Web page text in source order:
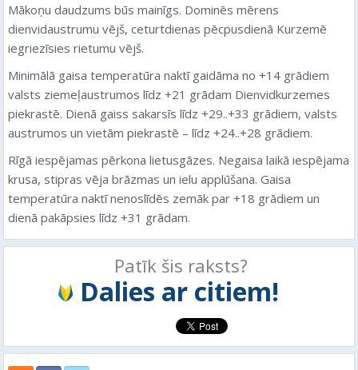
Mākoņu daudzums būs mainīgs. Dominēs mērens
dienvidaustrumu vējš, ceturtdienas pēcpusdienā Kurzemē
iegriezīsies rietumu vējš.
Minimālā gaisa temperatūra naktī gaidāma no +14 grādiem
valsts ziemeļaustrumos līdz +21 grādam Dienvidkurzemes
piekrastē. Dienā gaiss sakarsīs līdz +29..+33 grādiem, valsts
austrumos un vietām piekrastē – līdz +24..+28 grādiem.
Rīgā iespējamas pērkona lietusgāzes. Negaisa laikā iespējama
krusa, stipras vēja brāzmas un ielu applūšana. Gaisa
temperatūra naktī nenoslīdēs zemāk par +18 grādiem un
dienā pakāpsies līdz +31 grādam.
Patīk šis raksts?
Dalies ar citiem!